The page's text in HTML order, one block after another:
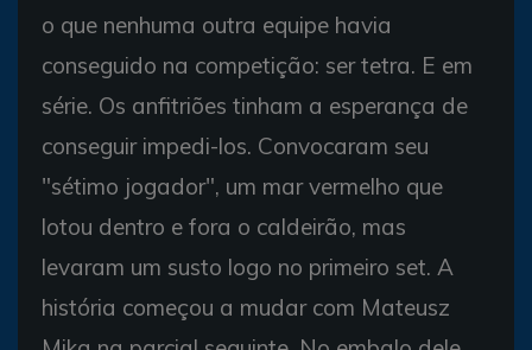
o que nenhuma outra equipe havia
conseguido na competição: ser tetra. E em
série. Os anfitriões tinham a esperança de
conseguir impedi-los. Convocaram seu
"sétimo jogador", um mar vermelho que
lotou dentro e fora o caldeirão, mas
levaram um susto logo no primeiro set. A
história começou a mudar com Mateusz